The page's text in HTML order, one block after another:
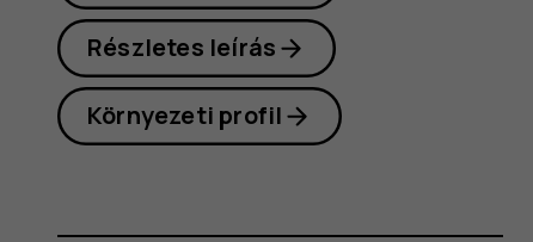
Részletes leírás
Környezeti profil